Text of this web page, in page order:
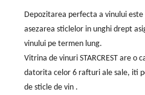
Depozitarea perfecta a vinului
asezarea sticlelor in unghi drept
vinului pe termen lung.
Vitrina de vinuri STARCREST are o
datorita celor 6 rafturi ale sale, iti
de sticle de vin .